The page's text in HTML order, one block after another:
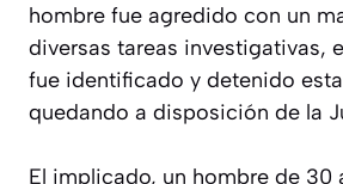
hombre fue agredido con un
diversas tareas investigativas,
fue identificado y detenido
quedando a disposición de la
El implicado, un hombre de 30